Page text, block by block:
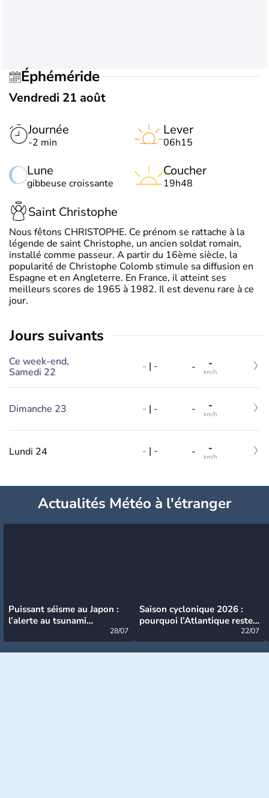
Éphéméride
Vendredi 21 août
Journée
-2 min
Lune
gibbeuse croissante
Lever
06h15
Coucher
19h48
Saint Christophe
Nous fêtons CHRISTOPHE. Ce prénom se rattache à la
légende de saint Christophe, un ancien soldat romain,
installé comme passeur. A partir du 16ème siècle, la
popularité de Christophe Colomb stimule sa diffusion en
Espagne et en Angleterre. En France, il atteint ses
meilleurs scores de 1965 à 1982. Il est devenu rare à ce
jour.
jours suivants
Ce week-end,
Samedi 22
- | - - -
km/h
Dimanche 23 - | - - -
km/h
Lundi 24 - | - - -
km/h
Actualités Météo à l'étranger
Puissant séisme au Japon :
l’alerte au tsunami
28/07
Saison cyclonique 2026 :
pourquoi l’Atlantique reste
22/07